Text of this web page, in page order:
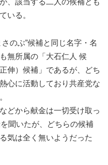
、該当する二人の候補とも
いる。
のぶ”候補と同じ名字・名
無所属の「大石仁人 候
伸）候補」であるが、どち
心に活動しており共産党な
どから献金は一切受け取っ
聞いたが、どちらの候補
気は全く無いようだった